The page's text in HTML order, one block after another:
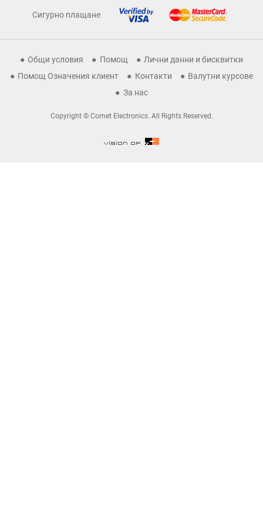
Сигурно плащане
Общи условия Помощ
Лични данни и бисквитки
Помощ Означения клиент
Контакти
Валутни курсове
За нас
Copyright © Comet Electronics. All Rights Reserved.